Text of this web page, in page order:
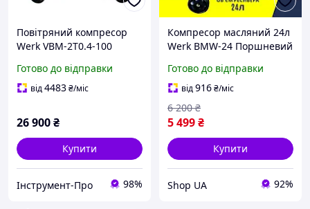
Повітряний компресор
Werk VBM-2T0.4-100
Готово до відправки
від4483₴/міс
26 900₴
Купити
Інструмент-Про 98%
Компресор масляний 24л
Werk BMW-24 Поршневий
Повітряний компресор
продуктивністю 200л/хв
Готово до відправки
від916₴/міс
5 499₴
6 200 ₴
Купити
Shop UA 92%